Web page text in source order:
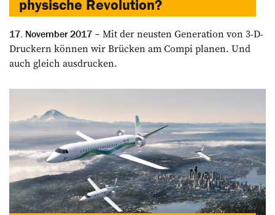
physische Revolution?
17. November 2017
Mit der neusten Generation von 3-D-
Druckern können wir Brücken am Compi planen. Und
auch gleich ausdrucken.